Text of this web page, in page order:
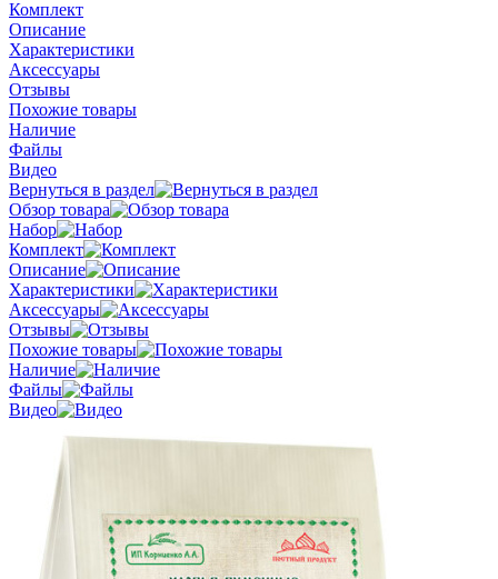
Комплект
Описание
Характеристики
Аксессуары
Отзывы
Похожие товары
Наличие
Файлы
Видео
Вернуться в раздел
Обзор товара
Набор
Комплект
Описание
Характеристики
Аксессуары
Отзывы
Похожие товары
Наличие
Файлы
Видео